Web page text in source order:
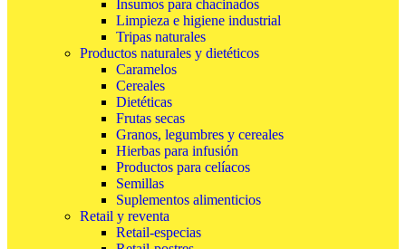
Insumos para chacinados
Limpieza e higiene industrial
Tripas naturales
Productos naturales y dietéticos
Caramelos
Cereales
Dietéticas
Frutas secas
Granos, legumbres y cereales
Hierbas para infusión
Productos para celíacos
Semillas
Suplementos alimenticios
Retail y reventa
Retail-especias